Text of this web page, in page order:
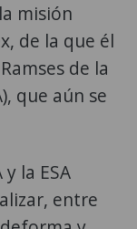
misión
de la que él
de la
que aún se
la ESA
entre